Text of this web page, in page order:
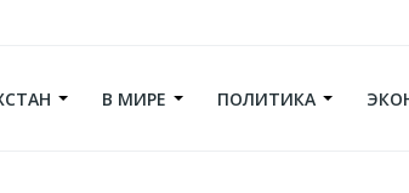
В МИРЕ ПОЛИТИКА